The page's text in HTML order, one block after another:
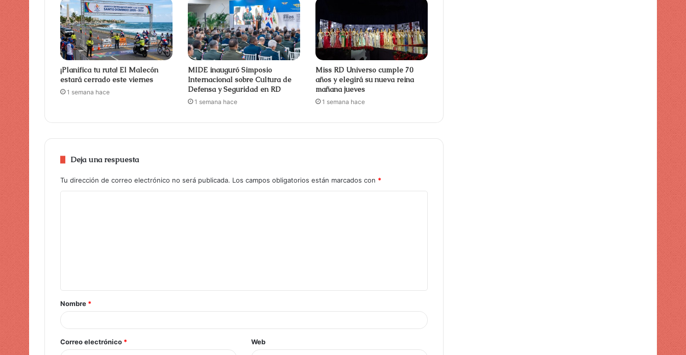
¡Planifica tu ruta! El Malecón
estará cerrado este viernes
1 semana hace
MIDE inauguró Simposio
Internacional sobre Cultura de
Defensa y Seguridad en RD
1 semana hace
Miss RD Universo cumple 70
años y elegirá su nueva reina
mañana jueves
1 semana hace
Deja una respuesta
Tu dirección de correo electrónico no será publicada. Los campos obligatorios están marcados con *
Nombre *
Correo electrónico * Web